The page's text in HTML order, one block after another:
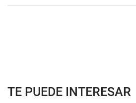
TE PUEDE INTERESAR